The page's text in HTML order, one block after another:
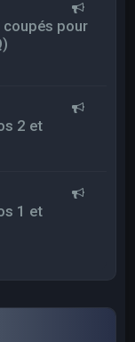
coupés pour
2 et
1 et